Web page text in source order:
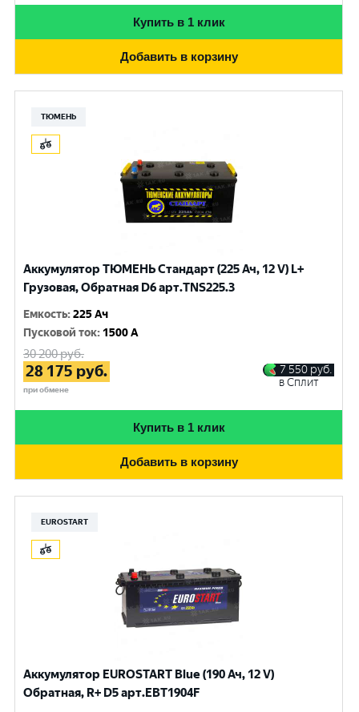
Купить в 1 клик
Добавить в корзину
ТЮМЕНЬ
Аккумулятор ТЮМЕНЬ Стандарт (225 Ач, 12 V) L+
Грузовая, Обратная D6 арт.TNS225.3
Емкость:225 Ач
Пусковой ток: 1500 A
30 200руб.
28 175 руб.
при обмене
7 550 руб.
в Сплит
Купить в 1 клик
Добавить в корзину
EUROSTART
Аккумулятор EUROSTART Blue (190 Ач, 12 V)
Обратная, R+ D5 арт.EBT1904F